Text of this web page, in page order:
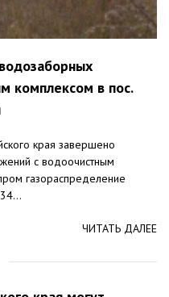
комплексом в пос.
края завершено
с водоочистным
газораспределение
ЧИТАТЬ ДАЛЕЕ